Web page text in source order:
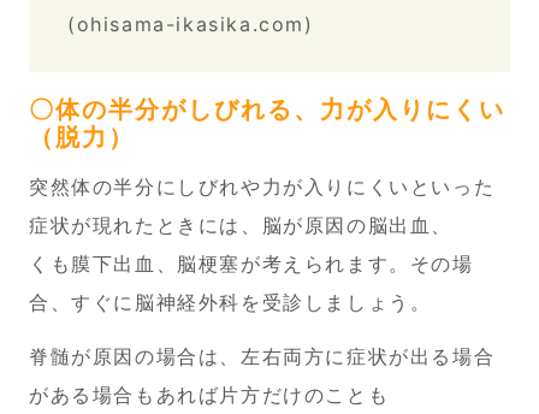
(ohisama-ikasika.com)
〇体の半分がしびれる、力が入りにくい
（脱力）
突然体の半分にしびれや力が入りにくいといった
症状が現れたときには、脳が原因の脳出血、
くも膜下出血、脳梗塞が考えられます。その場
合、すぐに脳神経外科を受診しましょう。
脊髄が原因の場合は、左右両方に症状が出る場合
がある場合もあれば片方だけのことも